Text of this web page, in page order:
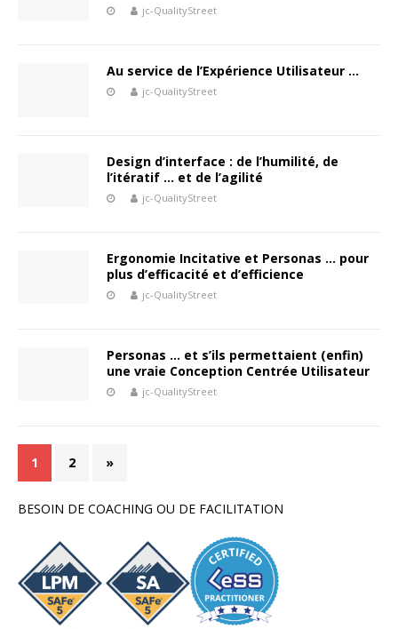
jc-QualityStreet
Au service de l’Expérience Utilisateur …
jc-QualityStreet
Design d’interface : de l’humilité, de
l’itératif … et de l’agilité
jc-QualityStreet
Ergonomie Incitative et Personas … pour
plus d’efficacité et d’efficience
jc-QualityStreet
Personas … et s’ils permettaient (enfin)
une vraie Conception Centrée Utilisateur
jc-QualityStreet
1 2 »
BESOIN DE COACHING OU DE FACILITATION